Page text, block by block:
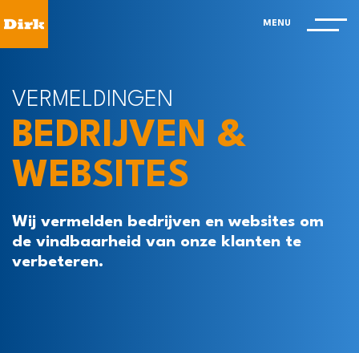
MENU
VERMELDINGEN
BEDRIJVEN &
WEBSITES
Wij vermelden bedrijven en websites om
de vindbaarheid van onze klanten te
verbeteren.